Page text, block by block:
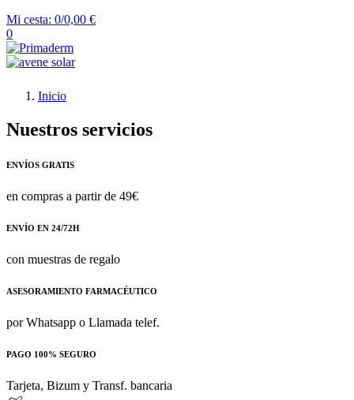
Mi cesta: 0/0,00 €
0
Inicio
Nuestros servicios
ENVÍOS GRATIS
en compras a partir de 49€
ENVÍO EN 24/72H
con muestras de regalo
ASESORAMIENTO FARMACÉUTICO
por Whatsapp o Llamada telef.
PAGO 100% SEGURO
Tarjeta, Bizum y Transf. bancaria